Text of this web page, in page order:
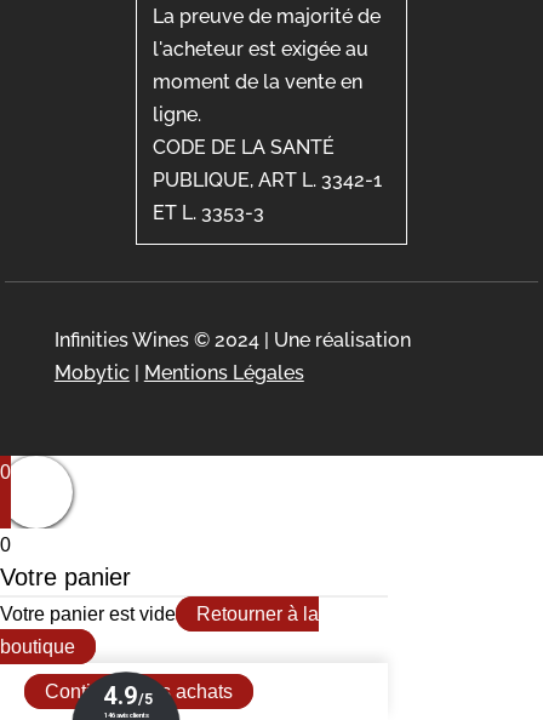
La preuve de majorité de
l'acheteur est exigée au
moment de la vente en
ligne.
CODE DE LA SANTÉ
PUBLIQUE, ART L. 3342-1
ET L. 3353-3
Infinities Wines © 2024 | Une réalisation
Mobytic
Mentions Légales
0
0
Votre panier
Votre panier est vide
Retourner à la
boutique
Continuer mes achats